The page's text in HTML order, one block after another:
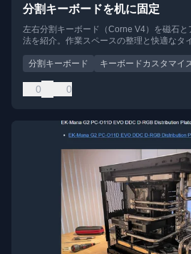
分割キーボードを机に固定
左右分割キーボード（Corne V4）を磁石
法を紹介。作業スペースの整理と快適なタ
分割キーボード キーボードカスタマイ
0 0